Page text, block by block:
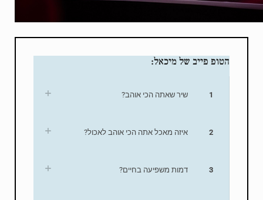
הטופ פייב של מיכאל:
1 שיר שאתה הכי אוהב?
2 איזה מאכל אתה הכי אוהב לאכול?
3 דמות משפיעה בחיים?